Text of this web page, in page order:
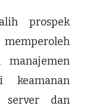
prospek
manajemen
keamanan
server dan